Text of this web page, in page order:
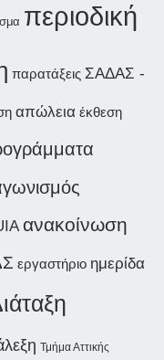
περιοδική
παρατάξεις ΣΑΔΑΣ -
απώλεια έκθεση
ανακοίνωση
εργαστήριο ημερίδα
Τμήμα Αττικής